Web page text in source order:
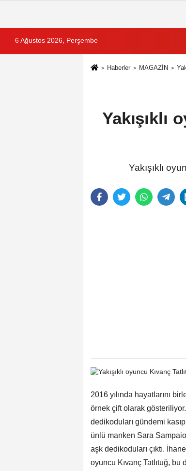
6 Ağustos 2026, Perşembe
Haberler MAGAZİN
Yakışıklı
Yakışıklı
2016 yılında hayatlarını
örnek çift olarak
dedikoduları gündemi
ünlü manken Sara
aşk dedikoduları çıktı.
oyuncu Kıvanç Tatlıtuğ, bu